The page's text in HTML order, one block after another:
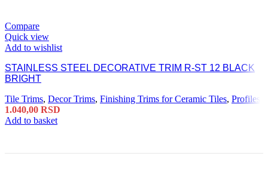
Compare
Quick view
Add to wishlist
STAINLESS STEEL DECORATIVE TRIM R-ST 12 BLACK
BRIGHT
Tile Trims, Decor Trims, Finishing Trims for Ceramic Tiles, Profiles
1.040,00 RSD
Add to basket